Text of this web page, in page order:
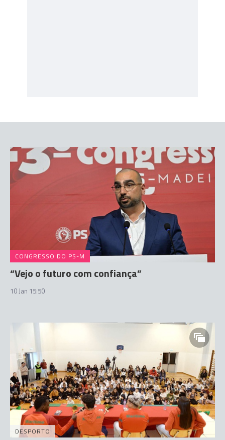
CONGRESSO DO PS-M
“Vejo o futuro com confiança”
10 Jan 15:50
DESPORTO